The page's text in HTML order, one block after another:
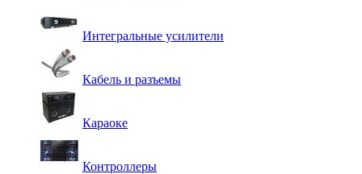
Интегральные усилители
Кабель и разъемы
Караоке
Контроллеры